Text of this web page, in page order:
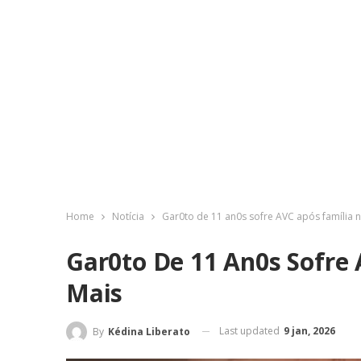
Home Notícia Gar0to de 11 an0s sofre AVC após família
Gar0to De 11 An0s
Mais
By Kédina Liberato Last updated 9 jan, 2026